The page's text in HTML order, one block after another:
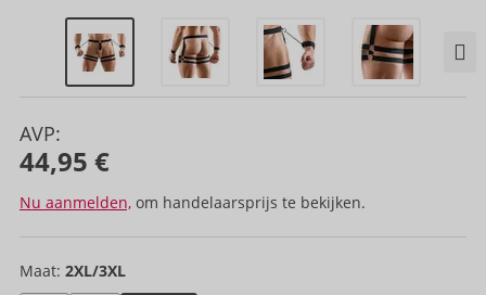
AVP:
44,95 €
Nu aanmelden, om handelaarsprijs te bekijken.
Maat: 2XL/3XL